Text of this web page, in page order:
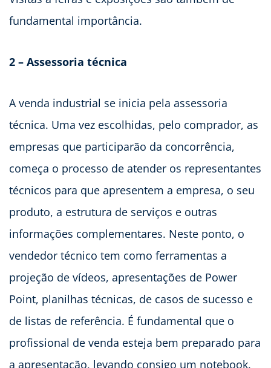
fundamental importância.
2 – Assessoria técnica
A venda industrial se inicia pela assessoria
técnica. Uma vez escolhidas, pelo comprador, as
empresas que participarão da concorrência,
começa o processo de atender os representantes
técnicos para que apresentem a empresa, o seu
produto, a estrutura de serviços e outras
informações complementares. Neste ponto, o
vendedor técnico tem como ferramentas a
projeção de vídeos, apresentações de Power
Point, planilhas técnicas, de casos de sucesso e
de listas de referência. É fundamental que o
profissional de venda esteja bem preparado para
a apresentação, levando consigo um notebook.